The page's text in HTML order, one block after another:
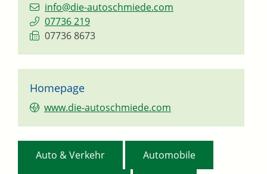
info@die-autoschmiede.com
07736 219
07736 8673
Homepage
www.die-autoschmiede.com
Auto & Verkehr Automobile